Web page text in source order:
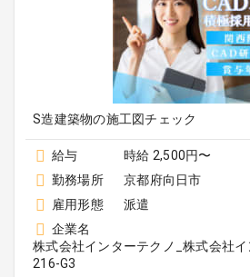
S造建築物の施工図チェック
給与
時給 2,500円〜
勤務場所
京都府向日市
雇用形態
派遣
企業名
株式会社インターテクノ_株式会社
216-G3